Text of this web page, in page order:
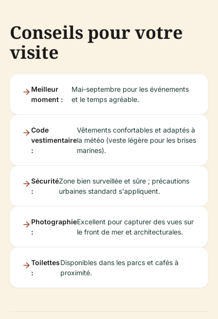
Conseils pour votre
visite
Meilleur
moment :
Mai-septembre pour les événements
et le temps agréable.
Code
vestimentaire
:
Vêtements confortables et adaptés à
la météo (veste légère pour les brises
marines).
Sécurité
:
Zone bien surveillée et sûre ; précautions
urbaines standard s'appliquent.
Photographie
:
Excellent pour capturer des vues sur
le front de mer et architecturales.
Toilettes
:
Disponibles dans les parcs et cafés à
proximité.